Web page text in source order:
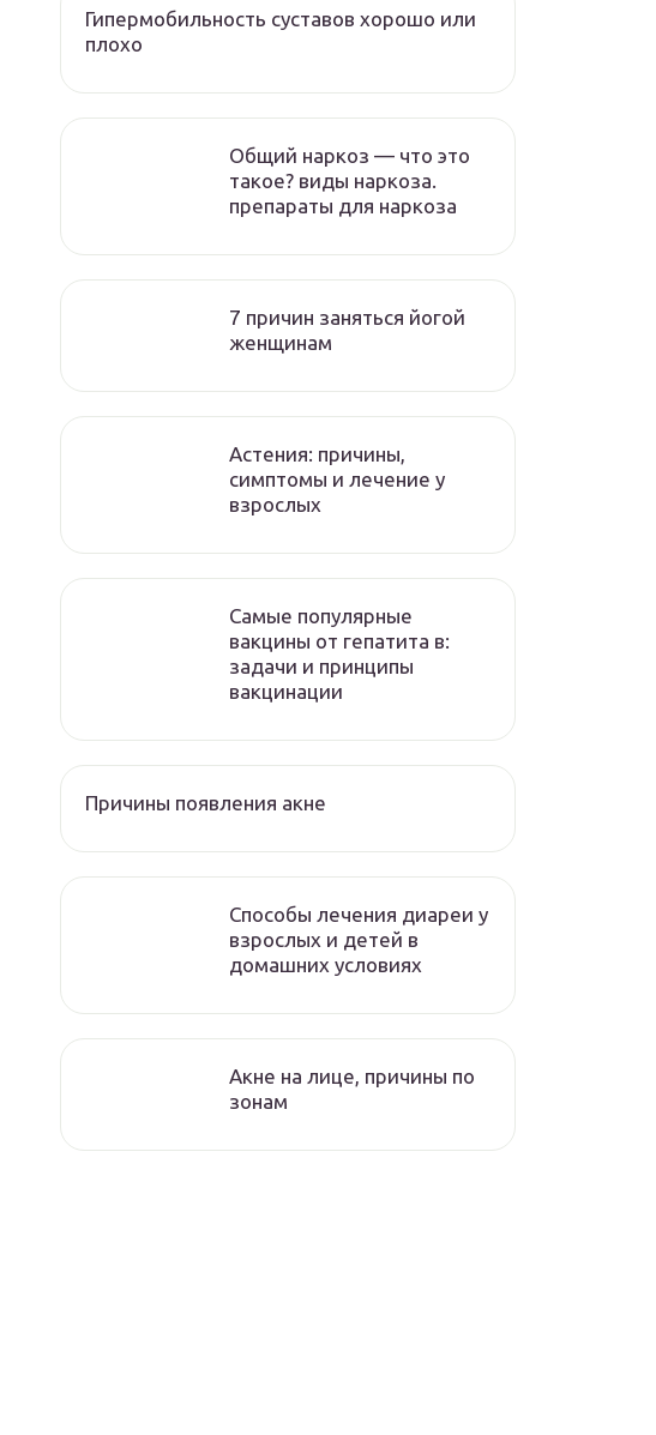
Гипермобильность суставов хорошо или
плохо
Общий наркоз — что это
такое? виды наркоза.
препараты для наркоза
7 причин заняться йогой
женщинам
Астения: причины,
симптомы и лечение у
взрослых
Самые популярные
вакцины от гепатита в:
задачи и принципы
вакцинации
Причины появления акне
Способы лечения диареи у
взрослых и детей в
домашних условиях
Акне на лице, причины по
зонам